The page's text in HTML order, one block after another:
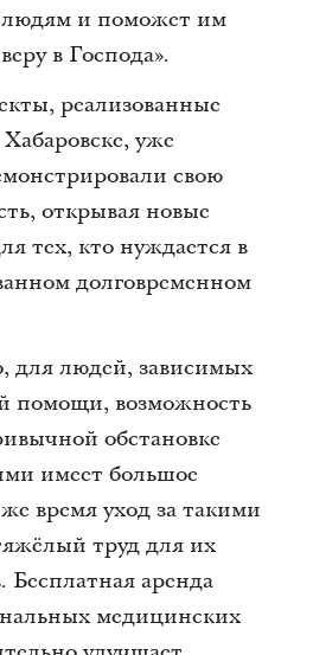
и поможет им
в Господа».
реализованные
уже
свою
открывая новые
тех, кто нуждается в
долговременном
для людей, зависимых
помощи, возможность
обстановке
имеет большое
время уход за такими
труд для их
Бесплатная аренда
медицинских